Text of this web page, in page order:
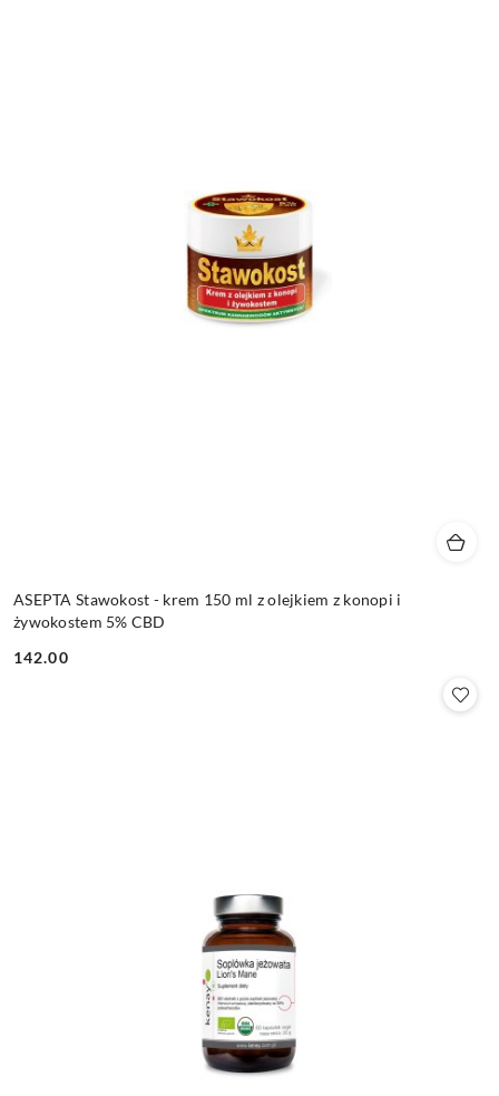
ASEPTA Stawokost - krem 150 ml z olejkiem z konopi i
żywokostem 5% CBD
Cena:
142.00